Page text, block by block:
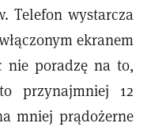
Telefon wystarcza
ekranem
poradzę na to,
przynajmniej 12
mniej prądożerne